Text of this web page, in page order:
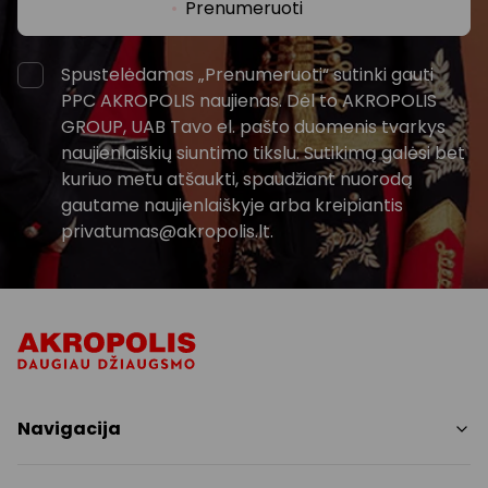
Prenumeruoti
Spustelėdamas „Prenumeruoti“ sutinki gauti
PPC AKROPOLIS naujienas. Dėl to AKROPOLIS
GROUP, UAB Tavo el. pašto duomenis tvarkys
naujienlaiškių siuntimo tikslu. Sutikimą galėsi bet
kuriuo metu atšaukti, spaudžiant nuorodą
gautame naujienlaiškyje arba kreipiantis
privatumas@akropolis.lt.
Navigacija